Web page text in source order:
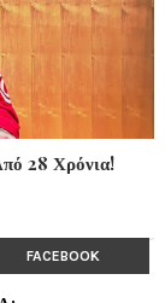
28 Χρόνια!
FACEBOOK